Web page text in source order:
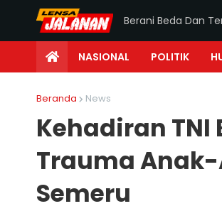
Berani Beda Dan
NASIONAL POLITIK
Beranda News
Kehadiran TNI
Trauma
Semeru